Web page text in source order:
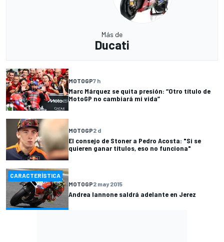
Más de
Ducati
MOTOGP7 h
Marc Márquez se quita presión: “Otro título de
MotoGP no cambiará mi vida”
MOTOGP2 d
El consejo de Stoner a Pedro Acosta: "Si se
quieren ganar títulos, eso no funciona"
CARACTERÍSTICA
MOTOGP2 may 2015
Andrea Iannone saldrá adelante en Jerez